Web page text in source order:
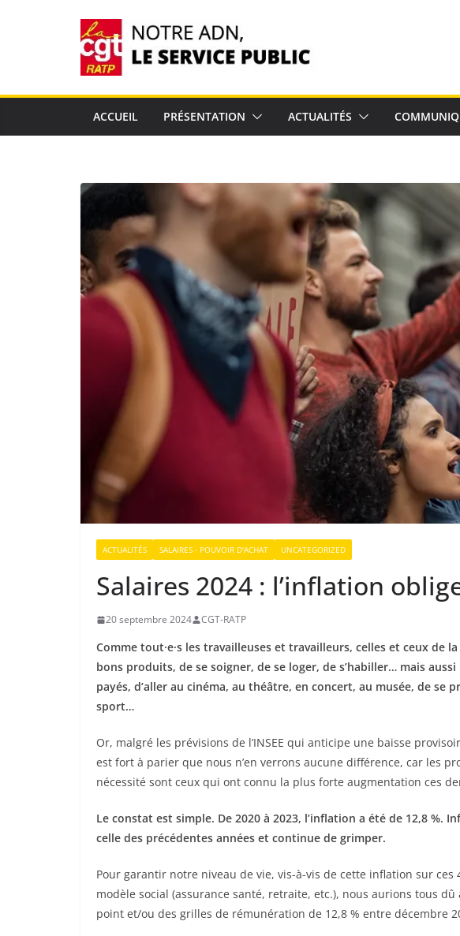
ACCUEIL PRÉSENTATION ACTUALITÉS
ACTUALITÉS SALAIRES - POUVOIR D'ACHAT UNCATEGORIZED
Salaires 2024 : l’inflation
20 septembre 2024 CGT-RATP
Comme tout·e·s les travailleuses et travailleurs, celles et ceux de la
bons produits, de se soigner, de se loger, de s’habiller… mais
payés, d’aller au cinéma, au théâtre, en concert, au musée, de se
sport…
Or, malgré les prévisions de l’INSEE qui anticipe une baisse
est fort à parier que nous n’en verrons aucune différence, car les
nécessité sont ceux qui ont connu la plus forte augmentation ces
Le constat est simple. De 2020 à 2023, l’inflation a été de 12,8 %.
celle des précédentes années et continue de grimper.
Pour garantir notre niveau de vie, vis-à-vis de cette inflation sur
modèle social (assurance santé, retraite, etc.), nous aurions tous
point et/ou des grilles de rémunération de 12,8 % entre décembre